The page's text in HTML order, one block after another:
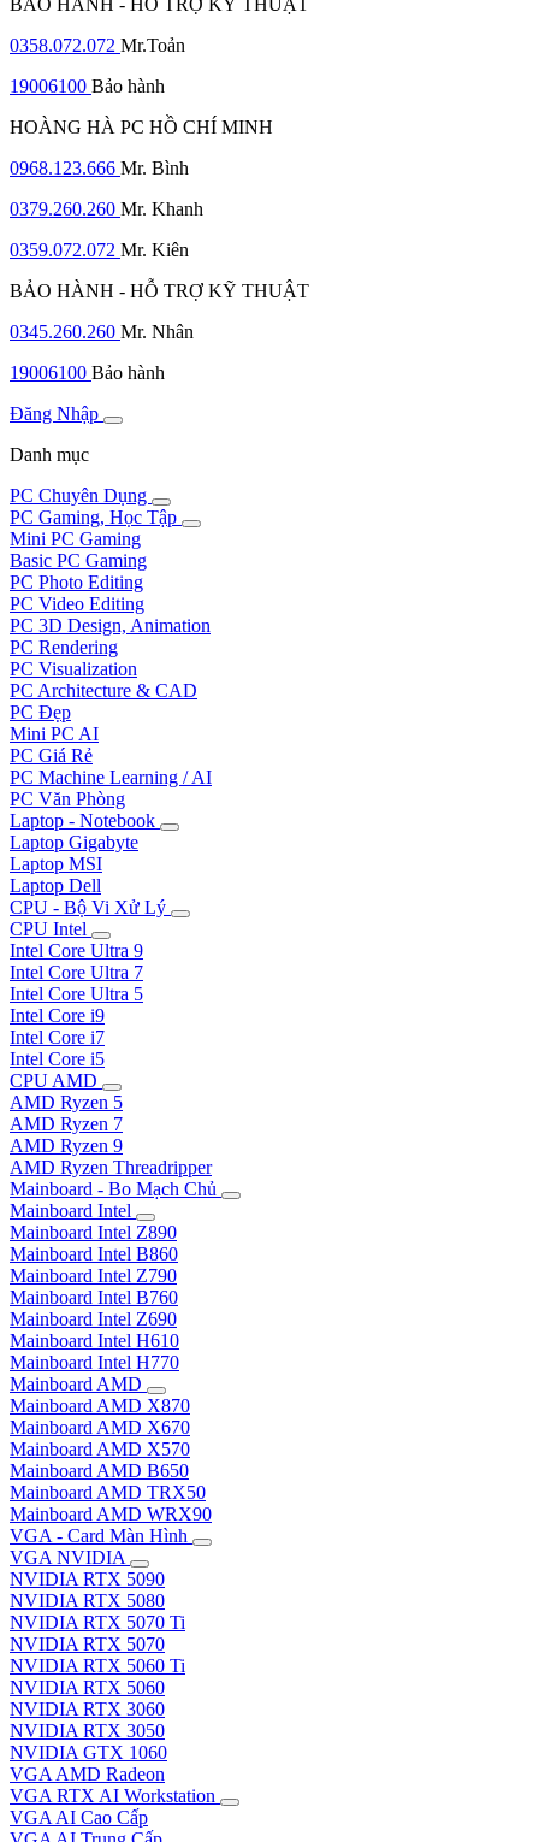
BẢO HÀNH - HỖ TRỢ KỸ THUẬT
0358.072.072 Mr.Toản
19006100 Bảo hành
HOÀNG HÀ PC HỒ CHÍ MINH
0968.123.666 Mr. Bình
0379.260.260 Mr. Khanh
0359.072.072 Mr. Kiên
BẢO HÀNH - HỖ TRỢ KỸ THUẬT
0345.260.260 Mr. Nhân
19006100 Bảo hành
Đăng Nhập
Danh mục
PC Chuyên Dụng
PC Gaming, Học Tập
Mini PC Gaming
Basic PC Gaming
PC Photo Editing
PC Video Editing
PC 3D Design, Animation
PC Rendering
PC Visualization
PC Architecture & CAD
PC Đẹp
Mini PC AI
PC Giá Rẻ
PC Machine Learning / AI
PC Văn Phòng
Laptop - Notebook
Laptop Gigabyte
Laptop MSI
Laptop Dell
CPU - Bộ Vi Xử Lý
CPU Intel
Intel Core Ultra 9
Intel Core Ultra 7
Intel Core Ultra 5
Intel Core i9
Intel Core i7
Intel Core i5
CPU AMD
AMD Ryzen 5
AMD Ryzen 7
AMD Ryzen 9
AMD Ryzen Threadripper
Mainboard - Bo Mạch Chủ
Mainboard Intel
Mainboard Intel Z890
Mainboard Intel B860
Mainboard Intel Z790
Mainboard Intel B760
Mainboard Intel Z690
Mainboard Intel H610
Mainboard Intel H770
Mainboard AMD
Mainboard AMD X870
Mainboard AMD X670
Mainboard AMD X570
Mainboard AMD B650
Mainboard AMD TRX50
Mainboard AMD WRX90
VGA - Card Màn Hình
VGA NVIDIA
NVIDIA RTX 5090
NVIDIA RTX 5080
NVIDIA RTX 5070 Ti
NVIDIA RTX 5070
NVIDIA RTX 5060 Ti
NVIDIA RTX 5060
NVIDIA RTX 3060
NVIDIA RTX 3050
NVIDIA GTX 1060
VGA AMD Radeon
VGA RTX AI Workstation
VGA AI Cao Cấp